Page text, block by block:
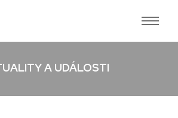
A UDÁLOSTI